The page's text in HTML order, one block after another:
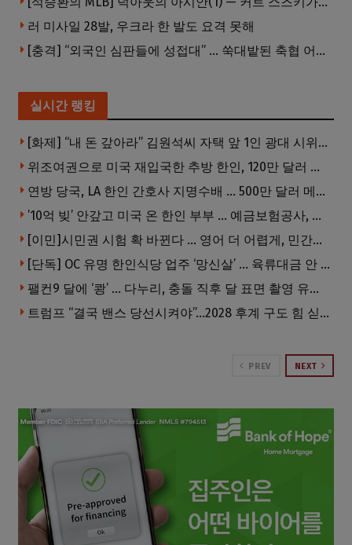
러 미사일 28발, 우크라 한 발도 요격 못해
[충격] “외국인 심판들에 성접대” … 쑥대밭된 축협 어디까지 추락하나
실시간 랭킹
[화제] “내 돈 갚아라” 김원석씨 자택 앞 1인 광대 시위 … 한인 투자사, “108만 달러 못받아”
위조여권으로 미국 재입국한 추방 한인, 120만 달러 은행 사기 행각
연방 당국, LA 한인 간호사 지명수배 … 500만 달러 메디캐어 사기, 선고 직전 한국 도주
’10억 빚’ 안갚고 미국 온 한인 부부 … 예금보험공사, 미국서 소송
[이민]시민권 시험 확 바뀐다 … 영어 더 어렵게, 민간시험 도입 추진
[단독] OC 유명 한인식당 업주 ‘망신살’ … 육류대금 안 갚자 식당서 공개추심
팰컨9 달에 ‘쾅’ … 다누리, 충돌 직후 달 표면 촬영 유일 탐사선
트럼프 “결국 밴스 당선시켜야”…2028 후계 구도 힘 싣나
PREV NEXT